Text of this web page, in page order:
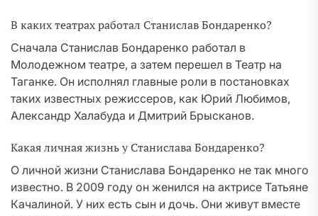
В каких театрах работал Станислав Бондаренко?
Сначала Станислав Бондаренко работал в
Молодежном театре, а затем перешел в Театр на
Таганке. Он исполнял главные роли в постановках
таких известных режиссеров, как Юрий Любимов,
Александр Халабуда и Дмитрий Брысканов.
Какая личная жизнь у Станислава Бондаренко?
О личной жизни Станислава Бондаренко не так много
известно. В 2009 году он женился на актрисе Татьяне
Качалиной. У них есть сын и дочь. Они живут вместе